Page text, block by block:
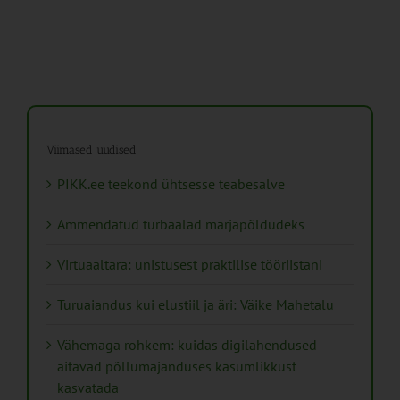
Viimased uudised
PIKK.ee teekond ühtsesse teabesalve
Ammendatud turbaalad marjapõldudeks
Virtuaaltara: unistusest praktilise tööriistani
Turuaiandus kui elustiil ja äri: Väike Mahetalu
Vähemaga rohkem: kuidas digilahendused
aitavad põllumajanduses kasumlikkust
kasvatada